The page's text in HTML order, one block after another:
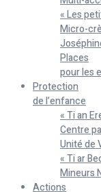
« Les
Micro-
Places
pour les
Protection
de l’enfance
« Ti an
Centre
Unité de
« Ti ar
Mineurs
Actions